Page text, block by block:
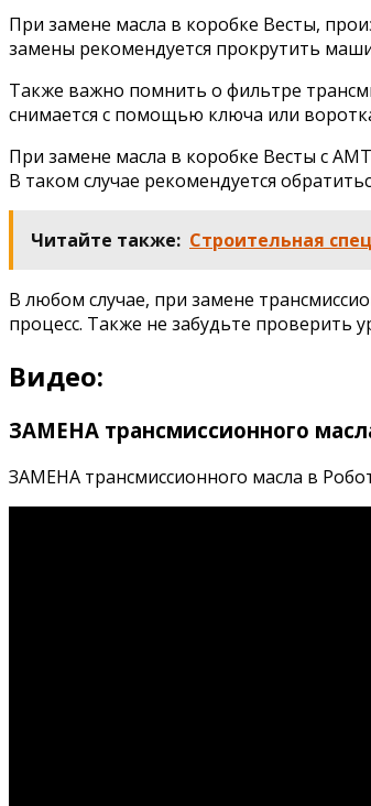
При замене масла в коробке Весты,
замены рекомендуется прокрутить
Также важно помнить о фильтре
снимается с помощью ключа или
При замене масла в коробке Весты с
В таком случае рекомендуется
Читайте также: Строительная
В любом случае, при замене
процесс. Также не забудьте проверить
Видео:
ЗАМЕНА трансмиссионного
ЗАМЕНА трансмиссионного масла в